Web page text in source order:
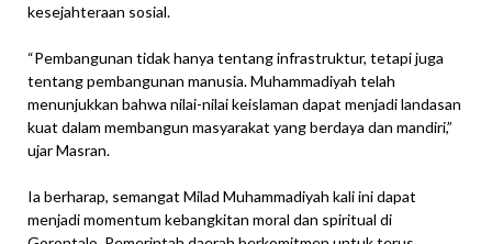
kesejahteraan sosial.
“Pembangunan tidak hanya tentang infrastruktur, tetapi juga
tentang pembangunan manusia. Muhammadiyah telah
menunjukkan bahwa nilai-nilai keislaman dapat menjadi landasan
kuat dalam membangun masyarakat yang berdaya dan mandiri,”
ujar Masran.
Ia berharap, semangat Milad Muhammadiyah kali ini dapat
menjadi momentum kebangkitan moral dan spiritual di